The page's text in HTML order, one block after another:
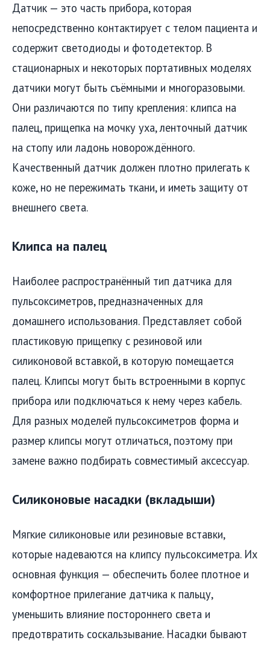
Датчик — это часть прибора, которая
непосредственно контактирует с телом пациента и
содержит светодиоды и фотодетектор. В
стационарных и некоторых портативных моделях
датчики могут быть съёмными и многоразовыми.
Они различаются по типу крепления: клипса на
палец, прищепка на мочку уха, ленточный датчик
на стопу или ладонь новорождённого.
Качественный датчик должен плотно прилегать к
коже, но не пережимать ткани, и иметь защиту от
внешнего света.
Клипса на палец
Наиболее распространённый тип датчика для
пульсоксиметров, предназначенных для
домашнего использования. Представляет собой
пластиковую прищепку с резиновой или
силиконовой вставкой, в которую помещается
палец. Клипсы могут быть встроенными в корпус
прибора или подключаться к нему через кабель.
Для разных моделей пульсоксиметров форма и
размер клипсы могут отличаться, поэтому при
замене важно подбирать совместимый аксессуар.
Силиконовые насадки (вкладыши)
Мягкие силиконовые или резиновые вставки,
которые надеваются на клипсу пульсоксиметра. Их
основная функция — обеспечить более плотное и
комфортное прилегание датчика к пальцу,
уменьшить влияние постороннего света и
предотвратить соскальзывание. Насадки бывают